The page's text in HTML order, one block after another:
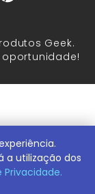
Geek.
|ContentStuff
0001-60.
291 -
a utilização dos
Privacidade.